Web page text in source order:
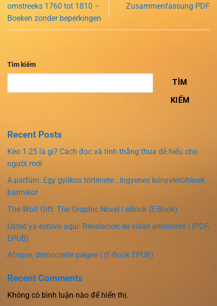
omstreeks 1760 tot 1810 –
Boeken zonder beperkingen
Zusammenfassung PDF
Tìm kiếm
TÌM
KIẾM
Recent Posts
Kèo 1.25 là gì? Cách đọc và tính thắng thua dễ hiểu cho
người mới
A parfüm: Egy gyilkos története : Ingyenes könyvletöltések
bármikor
The Wolf Gift: The Graphic Novel | eBook (E-Book)
Usted ya estuvo aquí: Revelacion de vidas anteriores | (PDF,
EPUB)
Afrique, démocratie piégée | (E-Book EPUB)
Recent Comments
Không có bình luận nào để hiển thị.